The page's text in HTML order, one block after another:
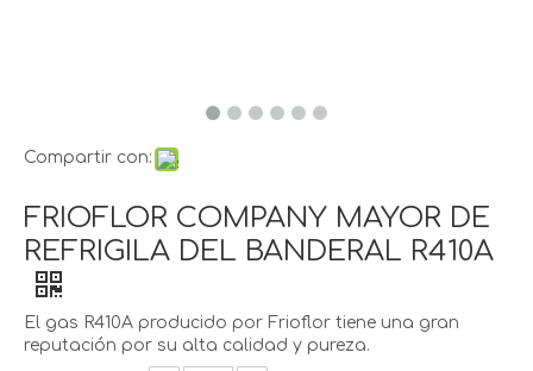
Compartir con:
FRIOFLOR COMPANY MAYOR DE
REFRIGILA DEL BANDERAL R410A
El gas R410A producido por Frioflor tiene una gran
reputación por su alta calidad y pureza.